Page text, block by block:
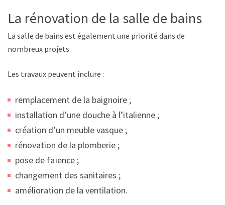
La rénovation de la salle de bains
La salle de bains est également une priorité dans de
nombreux projets.
Les travaux peuvent inclure :
remplacement de la baignoire ;
installation d’une douche à l’italienne ;
création d’un meuble vasque ;
rénovation de la plomberie ;
pose de faïence ;
changement des sanitaires ;
amélioration de la ventilation.